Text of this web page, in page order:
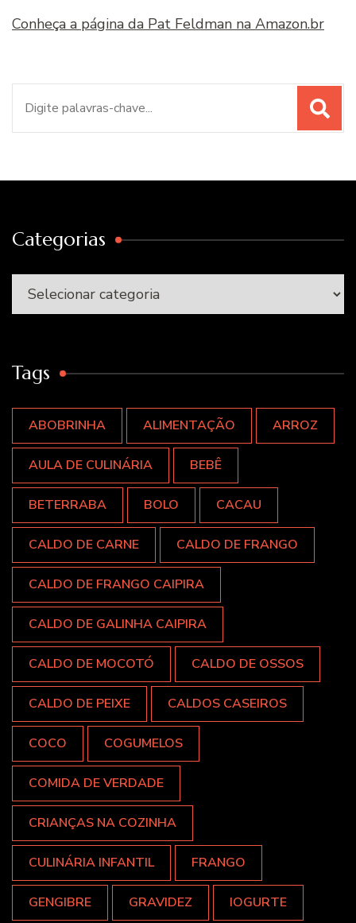
Conheça a página da Pat Feldman na Amazon.br
Categorias
Categorias
Tags
ABOBRINHA ALIMENTAÇÃO ARROZ
AULA DE CULINÁRIA BEBÊ
BETERRABA BOLO CACAU
CALDO DE CARNE CALDO DE FRANGO
CALDO DE FRANGO CAIPIRA
CALDO DE GALINHA CAIPIRA
CALDO DE MOCOTÓ CALDO DE OSSOS
CALDO DE PEIXE CALDOS CASEIROS
COCO COGUMELOS
COMIDA DE VERDADE
CRIANÇAS NA COZINHA
CULINÁRIA INFANTIL FRANGO
GENGIBRE GRAVIDEZ IOGURTE